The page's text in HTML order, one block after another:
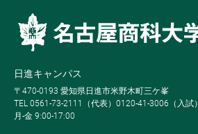
日進キャンパス
〒470-0193 愛知県日進市米野木町三ケ峯
TEL 0561-73-2111（代表）0120-41-3006（入試）
月-金 9:00-17:00